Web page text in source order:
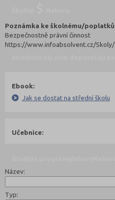
Poznámka ke školnému/
Bezpečnostně právní činnost
https://www.infoabsolvent.cz/
Ebook:
Jak se dostat na střední školu
Učebnice:
Název:
Typ: